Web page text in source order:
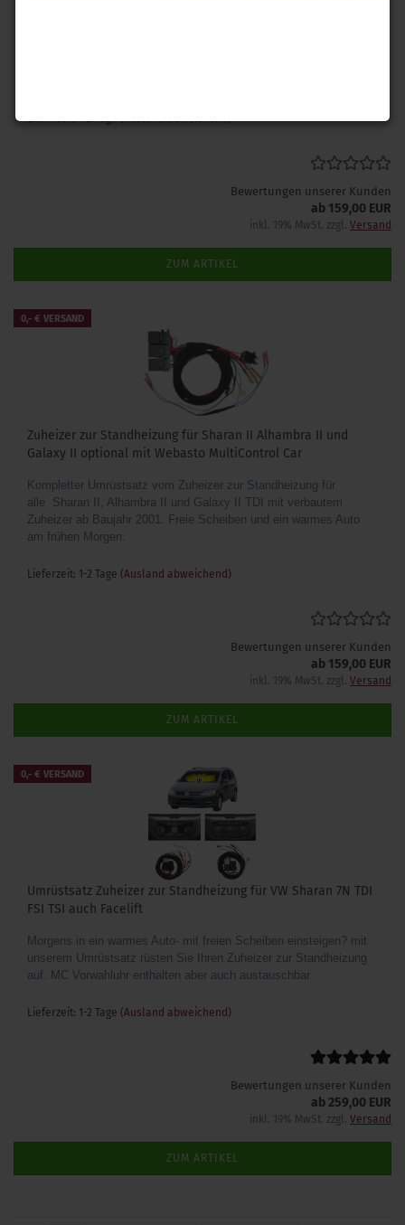
Lieferzeit: 1-2 Tage (Ausland abweichend)
Bewertungen unserer Kunden
ab 159,00 EUR
inkl. 19% MwSt. zzgl. Versand
ZUM ARTIKEL
0,- € VERSAND
Zuheizer zur Standheizung für Sharan II Alhambra II und
Galaxy II optional mit Webasto MultiControl Car
Kompletter Umrüstsatz vom Zuheizer zur Standheizung für
alle Sharan II, Alhambra II und Galaxy II TDI mit verbautem
Zuheizer ab Baujahr 2001. Freie Scheiben und ein warmes Auto
am frühen Morgen.
Lieferzeit: 1-2 Tage (Ausland abweichend)
Bewertungen unserer Kunden
ab 159,00 EUR
inkl. 19% MwSt. zzgl. Versand
ZUM ARTIKEL
0,- € VERSAND
Umrüstsatz Zuheizer zur Standheizung für VW Sharan 7N TDI
FSI TSI auch Facelift
Morgens in ein warmes Auto- mit freien Scheiben einsteigen? mit
unserem Umrüstsatz rüsten Sie Ihren Zuheizer zur Standheizung
auf. MC Vorwahluhr enthalten aber auch austauschbar.
Lieferzeit: 1-2 Tage (Ausland abweichend)
Bewertungen unserer Kunden
ab 259,00 EUR
inkl. 19% MwSt. zzgl. Versand
ZUM ARTIKEL